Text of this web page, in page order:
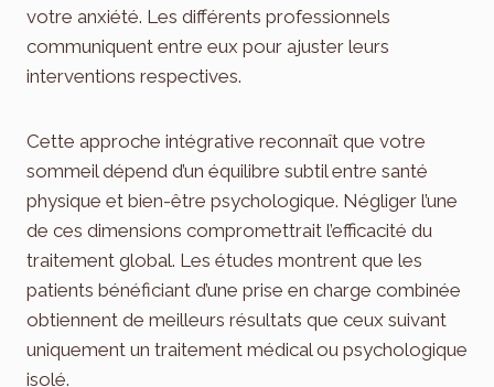
votre anxiété. Les différents professionnels
communiquent entre eux pour ajuster leurs
interventions respectives.
Cette approche intégrative reconnaît que votre
sommeil dépend d’un équilibre subtil entre santé
physique et bien-être psychologique. Négliger l’une
de ces dimensions compromettrait l’efficacité du
traitement global. Les études montrent que les
patients bénéficiant d’une prise en charge combinée
obtiennent de meilleurs résultats que ceux suivant
uniquement un traitement médical ou psychologique
isolé.